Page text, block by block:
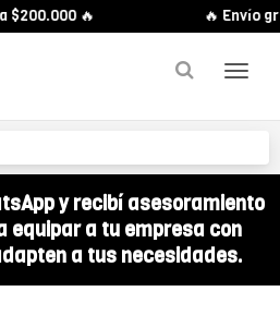
🔥 🔥 Envío
y recibí asesoramiento
equipar a tu empresa con
a tus necesidades.